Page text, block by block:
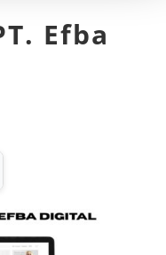
Efba